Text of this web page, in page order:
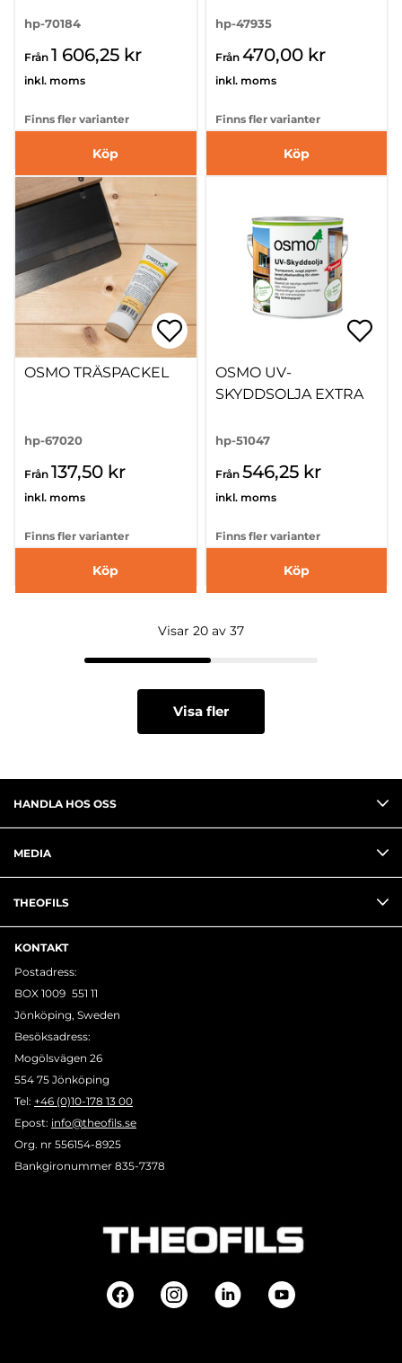
hp-70184
Från 1 606,25 kr
inkl. moms
Finns fler varianter
Köp
hp-47935
Från 470,00 kr
inkl. moms
Finns fler varianter
Köp
OSMO TRÄSPACKEL
hp-67020
Från 137,50 kr
inkl. moms
Finns fler varianter
Köp
OSMO UV-
SKYDDSOLJA EXTRA
hp-51047
Från 546,25 kr
inkl. moms
Finns fler varianter
Köp
Visar 20 av 37
Visa fler
HANDLA HOS OSS
MEDIA
THEOFILS
KONTAKT
Postadress:
BOX 1009 551 11
Jönköping, Sweden
Besöksadress:
Mogölsvägen 26
554 75 Jönköping
Tel: +46 (0)10-178 13 00
Epost: info@theofils.se
Org. nr 556154-8925
Bankgironummer 835-7378